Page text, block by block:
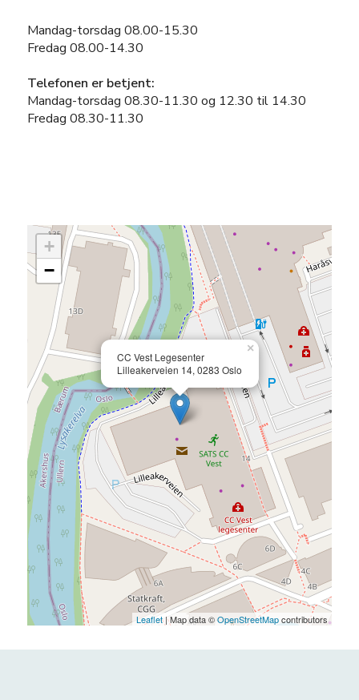
Mandag-torsdag 08.00-15.30
Fredag 08.00-14.30
Telefonen er betjent:
Mandag-torsdag 08.30-11.30 og 12.30 til 14.30
Fredag 08.30-11.30
CC Vest Legesenter
Lilleakerveien 14, 0283 Oslo
×
+
−
Leaflet| Map data ©OpenStreetMapcontributors